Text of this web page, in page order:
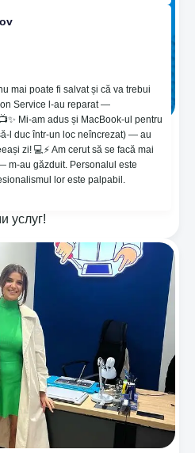
mai poate fi salvat și că va trebui
Service l-au reparat —
Mi-am adus și MacBook-ul pentru
l duc într-un loc neîncrezat) — au
zi! 💻⚡️ Am cerut să se facă mai
m-au găzduit. Personalul este
lor este palpabil.
защиты на основе
от неровностей и
🤪. 😱Мы
365 дней! ⚙️Noi мы
за качество
услуг!